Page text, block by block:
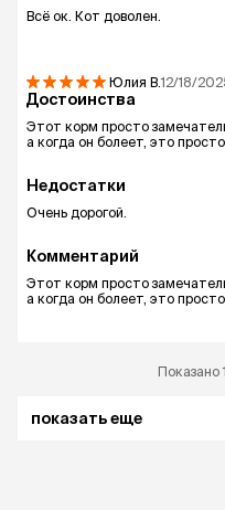
Всё ок. Кот доволен.
Юлия В.12/18/
Достоинства
Этот корм просто
а когда он болеет, это
Недостатки
Очень дорогой.
Комментарий
Этот корм просто
а когда он болеет, это
Показано
показать еще